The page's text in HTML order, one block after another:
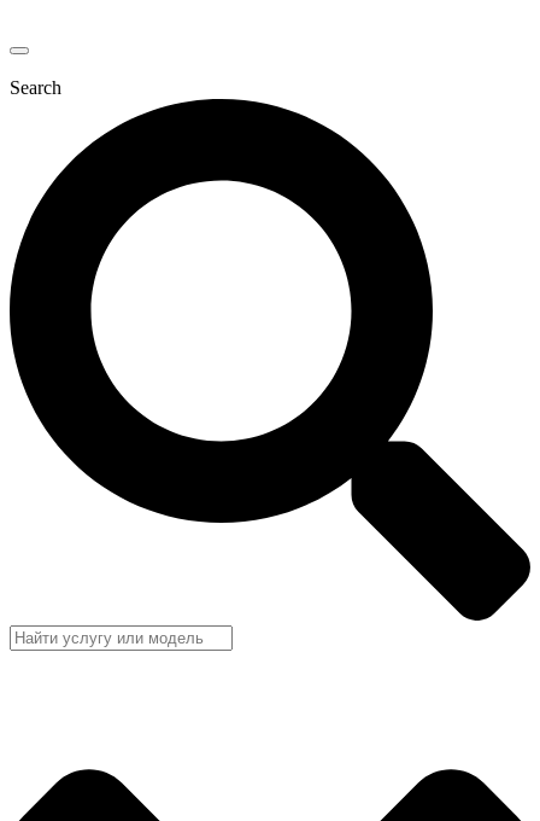
Search